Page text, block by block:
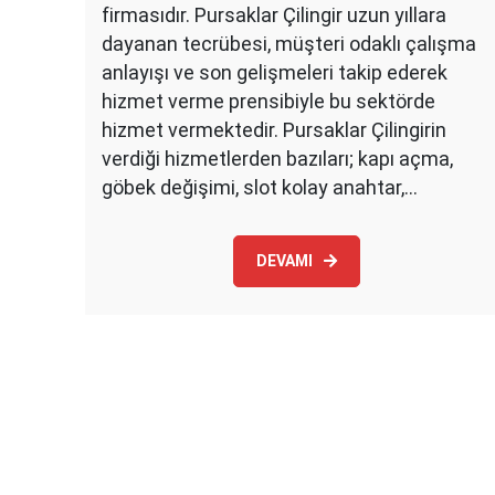
firmasıdır. Pursaklar Çilingir uzun yıllara
dayanan tecrübesi, müşteri odaklı çalışma
anlayışı ve son gelişmeleri takip ederek
hizmet verme prensibiyle bu sektörde
hizmet vermektedir. Pursaklar Çilingirin
verdiği hizmetlerden bazıları; kapı açma,
göbek değişimi, slot kolay anahtar,…
DEVAMI